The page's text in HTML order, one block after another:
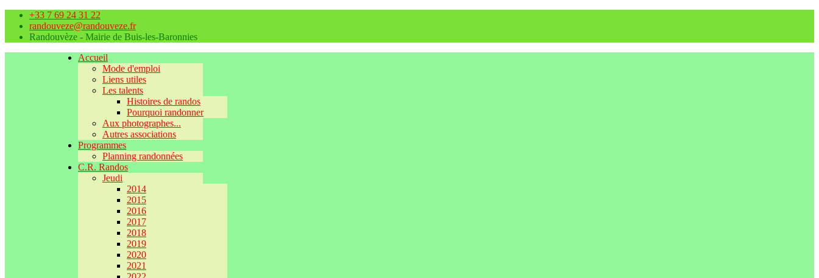
+33 7 69 24 31 22
randouveze@randouveze.fr
Randouvèze - Mairie de Buis-les-Baronnies
Accueil
Mode d'emploi
Liens utiles
Les talents
Histoires de randos
Pourquoi randonner
Aux photographes...
Autres associations
Programmes
Planning randonnées
C.R. Randos
Jeudi
2014
2015
2016
2017
2018
2019
2020
2021